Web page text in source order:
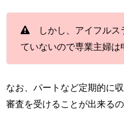
しかし、アイフルス
ていないので専業主婦は
なお、パートなど定期的に
審査を受けることが出来る